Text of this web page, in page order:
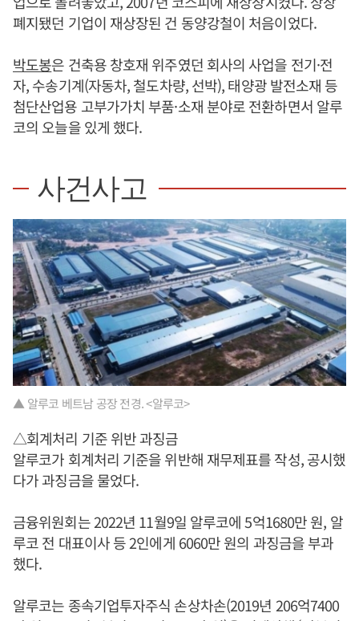
폐지됐던 기업이 재상장된 건 동양강철이 처음이었다.
박도봉은 건축용 창호재 위주였던 회사의 사업을 전기·전
자, 수송기계(자동차, 철도차량, 선박), 태양광 발전소재 등
첨단산업용 고부가가치 부품·소재 분야로 전환하면서 알루
코의 오늘을 있게 했다.
사건사고
▲ 알루코 베트남 공장 전경. <알루코>
△회계처리 기준 위반 과징금
알루코가 회계처리 기준을 위반해 재무제표를 작성, 공시했
다가 과징금을 물었다.
금융위원회는 2022년 11월9일 알루코에 5억1680만 원, 알
루코 전 대표이사 등 2인에게 6060만 원의 과징금을 부과
했다.
알루코는 종속기업투자주식 손상차손(2019년 206억7400